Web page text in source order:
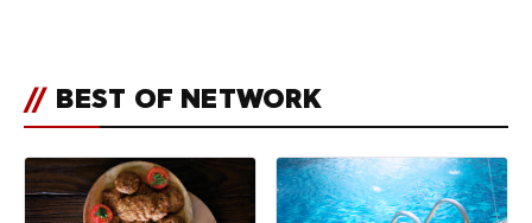
// BEST OF NETWORK